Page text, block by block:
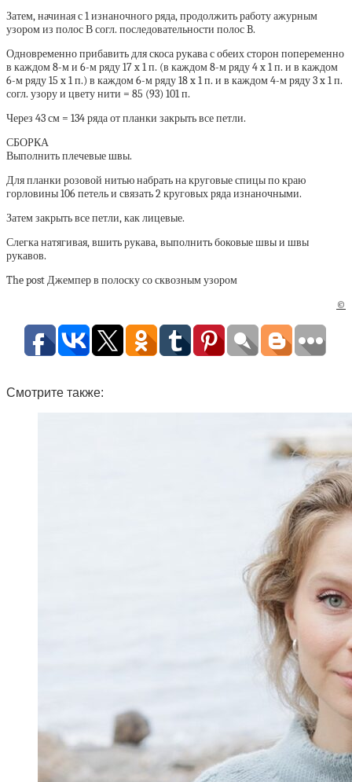
Затем, начиная с 1 изнаночного ряда, продолжить работу ажурным
узором из полос В согл. последовательности полос B.
Одновременно прибавить для скоса рукава с обеих сторон попеременно
в каждом 8-м и 6-м ряду 17 x 1 п. (в каждом 8-м ряду 4 x 1 п. и в каждом
6-м ряду 15 x 1 п.) в каждом 6-м ряду 18 x 1 п. и в каждом 4-м ряду 3 x 1 п.
согл. узору и цвету нити = 85 (93) 101 п.
Через 43 см = 134 ряда от планки закрыть все петли.
СБОРКА
Выполнить плечевые швы.
Для планки розовой нитью набрать на круговые спицы по краю
горловины 106 петель и связать 2 круговых ряда изнаночными.
Затем закрыть все петли, как лицевые.
Слегка натягивая, вшить рукава, выполнить боковые швы и швы
рукавов.
The post Джемпер в полоску со сквозным узором
©
Смотрите также: